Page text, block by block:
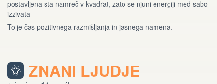
postavljena sta namreč v kvadrat, zato se njuni energiji med sabo
izzivata.
To je čas pozitivnega razmišljanja in jasnega namena.
ZNANI LJUDJE